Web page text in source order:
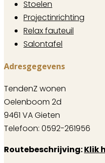
Stoelen
Projectinrichting
Relax fauteuil
Salontafel
Adresgegevens
TendenZ wonen
Oelenboom 2d
9461 VA Gieten
Telefoon: 0592-261956
Routebeschrijving:Klik